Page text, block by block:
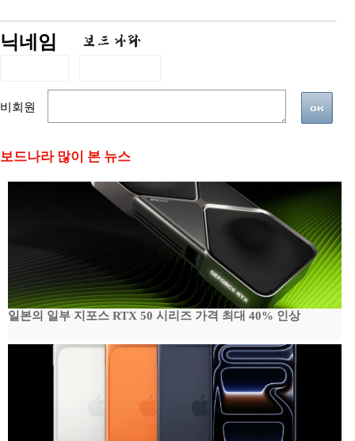
닉네임
비회원
보드나라 많이 본 뉴스
일본의 일부 지포스 RTX 50 시리즈 가격 최대 40% 인상